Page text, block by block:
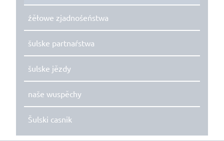
źěłowe zjadnośeństwa
šulske partnaŕstwa
šulske jězdy
naše wuspěchy
Šulski casnik